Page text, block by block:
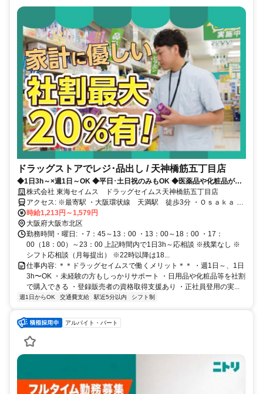
ドラッグストアでレジ･品出し / 天神橋筋五丁目店
◆1日3h～×週1日～OK ◆平日･土日祝のみもOK ◆医薬品や化粧品が社
割(最大20%)でお得に購入可 ◆資格取得支援有
株式会社 東海セイムス ドラッグセイムス天神橋筋五丁目店
アクセス: ※最寄駅 ・大阪環状線 天満駅 徒歩3分 ・Ｏｓａｋａ Ｍ
ｅｔｒｏ堺筋線 天神橋筋六丁目駅 徒歩4分 ・Ｏｓａｋａ Ｍｅｔｒ
ｏ堺筋線 扇町駅 徒歩5分 ーーーーーーーーーーーーーーーーーー
ーーーー
時給1,213円～1,579円
大阪府大阪市北区
勤務時間・曜日: ・7：45～13：00 ・13：00～18：00 ・17：
00（18：00）～23：00 上記時間内で1日3h～応相談 ※残業なし ※
シフト応相談（月毎提出） ※22時以降は18...
仕事内容: ＊＊ドラッグセイムスで働くメリット＊＊ ・週1日～、1日
3h〜OK ・未経験の方もしっかりサポート ・日用品や化粧品等を社割
で購入できる ・登録販売者の資格取得支援あり ・正社員登用の実...
週1日からOK 交通費支給 駅近5分以内 シフト制
アルバイト・パート